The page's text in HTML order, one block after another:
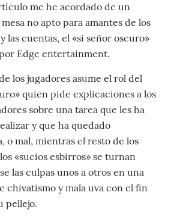
me he acordado de un
no apto para amantes de los
las cuentas, el «si señor oscuro»
Edge entertainment.
los jugadores asume el rol del
quien pide explicaciones a los
sobre una tarea que les ha
y que ha quedado
o mal, mientras el resto de los
«sucios esbirros» se turnan
las culpas unos a otros en una
chivatismo y mala uva con el fin
pellejo.